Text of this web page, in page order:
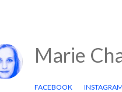
Marie
FACEBOOK INSTAGRAM